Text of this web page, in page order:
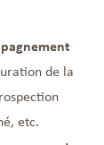
de la
etc.